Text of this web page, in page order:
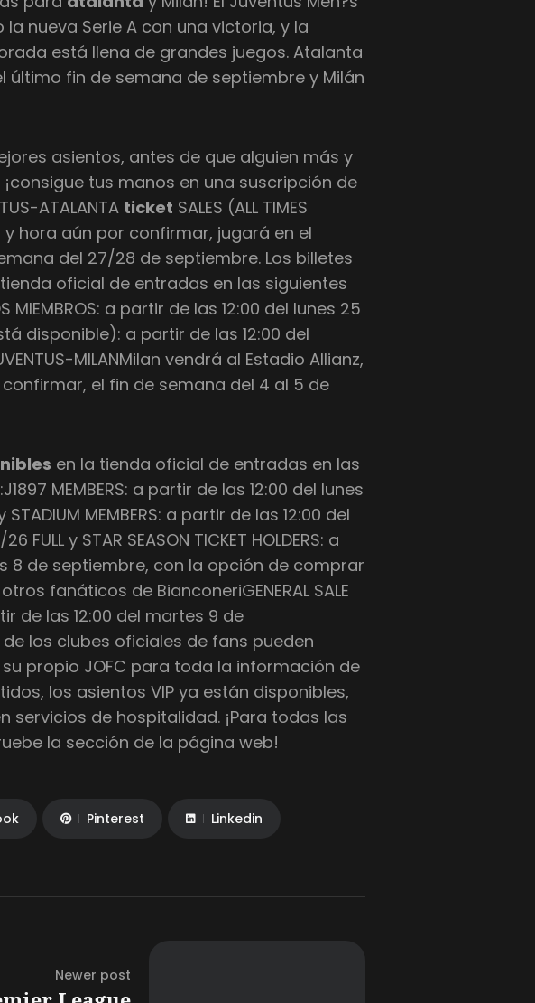
nueva Serie A con una victoria, y la
está llena de grandes juegos. Atalanta
último fin de semana de septiembre y Milán
asientos, antes de que alguien más y
tus manos en una suscripción de
ATALANTA ticket SALES (ALL TIMES
hora aún por confirmar, jugará en el
del 27/28 de septiembre. Los billetes
oficial de entradas en las siguientes
MIEMBROS: a partir de las 12:00 del lunes 25
disponible): a partir de las 12:00 del
MILANMilan vendrá al Estadio Allianz,
el fin de semana del 4 al 5 de
en la tienda oficial de entradas en las
MEMBERS: a partir de las 12:00 del lunes
STADIUM MEMBERS: a partir de las 12:00 del
y STAR SEASON TICKET HOLDERS: a
8 de septiembre, con la opción de comprar
fanáticos de BianconeriGENERAL SALE
de las 12:00 del martes 9 de
los clubes oficiales de fans pueden
propio JOFC para toda la información de
los asientos VIP ya están disponibles,
servicios de hospitalidad. ¡Para todas las
la sección de la página web!
Pinterest Linkedin
Newer post